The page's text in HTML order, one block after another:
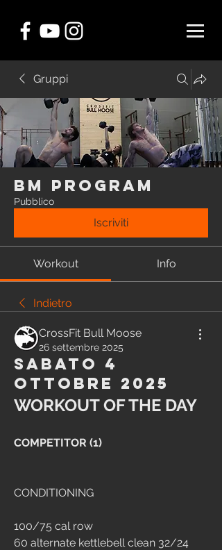
Gruppi
BM Program
Pubblico
Iscriviti
Workout Info
Indietro
CrossFit Bull Moose
26 settembre 2025
Sabato 4
Ottobre 2025
WORKOUT OF THE DAY
COMPETITOR (1)
CONDITIONING
100/75 cal row
60 alternate kettlebell clean 32/24